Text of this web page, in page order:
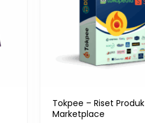
Tokpee – Riset Produk
Marketplace